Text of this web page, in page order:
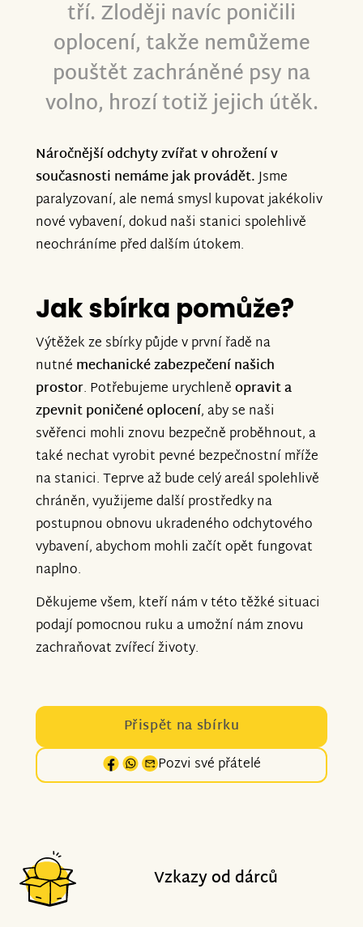
tří. Zloději navíc poničili
oplocení, takže nemůžeme
pouštět zachráněné psy na
volno, hrozí totiž jejich útěk.
Náročnější odchyty zvířat v ohrožení v
současnosti nemáme jak provádět.Jsme
paralyzovaní, ale nemá smysl kupovat jakékoliv
nové vybavení, dokud naši stanici spolehlivě
neochráníme před dalším útokem.
Jak sbírka pomůže?
Výtěžek ze sbírky půjde v první řadě na
nutné mechanické zabezpečení našich
prostor. Potřebujeme urychleněopravit a
zpevnit poničenéoplocení, aby se naši
svěřenci mohli znovu bezpečně proběhnout, a
také nechat vyrobit pevné bezpečnostní mříže
na stanici. Teprve až bude celý areál spolehlivě
chráněn, využijeme další prostředky na
postupnou obnovu ukradeného odchytového
vybavení, abychom mohli začít opět fungovat
naplno.
Děkujeme všem, kteří nám v této těžké situaci
podají pomocnou ruku a umožní nám znovu
zachraňovat zvířecí životy.
Přispět na sbírku
Pozvi své přátelé
Vzkazy od dárců